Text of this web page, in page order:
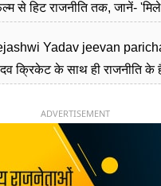
से हिट राजनीति तक, जानें-
Yadav jeevan
क्रिकेट के साथ ही राजनीति के
ADVERTISEMENT